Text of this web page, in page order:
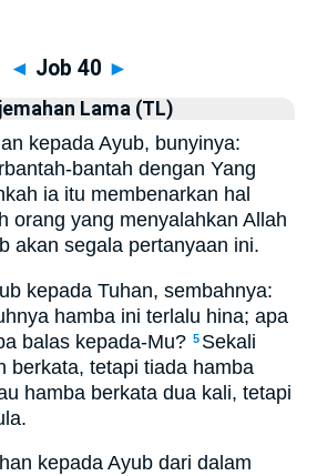
◄ Job 40 ►
Lama (TL)
kepada Ayub, bunyinya:
bantah dengan Yang
ia itu membenarkan hal
orang yang menyalahkan Allah
akan segala pertanyaan ini.
kepada Tuhan, sembahnya:
hamba ini terlalu hina; apa
balas kepada-Mu? 5 Sekali
berkata, tetapi tiada hamba
hamba berkata dua kali, tetapi
kepada Ayub dari dalam